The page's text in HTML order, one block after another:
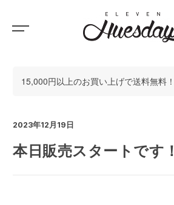
15,000円以上のお買い上げで送料無料！
2023年12月19日
本日販売スタートです！